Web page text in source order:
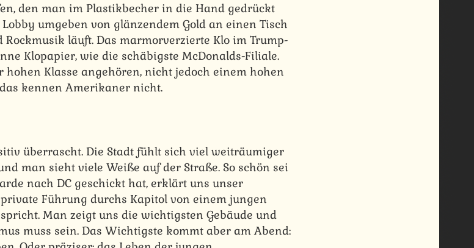
den man im Plastikbecher in die Hand gedrückt
umgeben von glänzendem Gold an einen Tisch
läuft. Das marmorverzierte Klo im Trump-
Klopapier, wie die schäbigste McDonalds-Filiale.
Klasse angehören, nicht jedoch einem hohen
kennen Amerikaner nicht.
überrascht. Die Stadt fühlt sich viel weiträumiger
man sieht viele Weiße auf der Straße. So schön sei
nach DC geschickt hat, erklärt uns unser
Führung durchs Kapitol von einem jungen
Man zeigt uns die wichtigsten Gebäude und
muss sein. Das Wichtigste kommt aber am Abend: